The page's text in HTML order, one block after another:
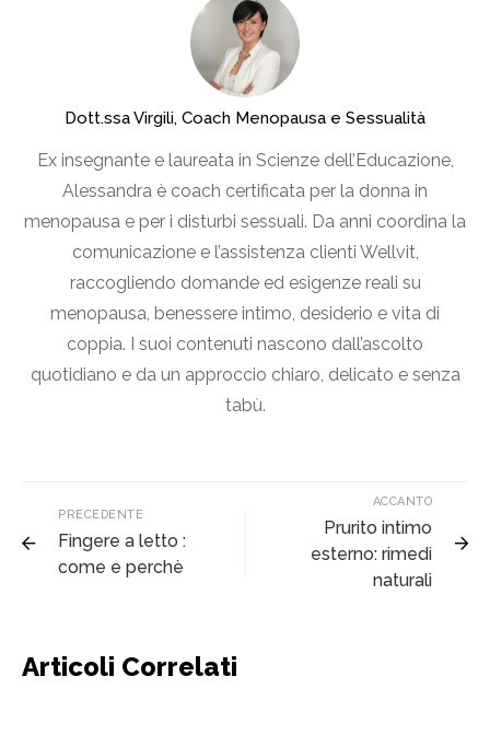
Dott.ssa Virgili, Coach Menopausa e Sessualità
Ex insegnante e laureata in Scienze dell’Educazione,
Alessandra è coach certificata per la donna in
menopausa e per i disturbi sessuali. Da anni coordina la
comunicazione e l’assistenza clienti Wellvit,
raccogliendo domande ed esigenze reali su
menopausa, benessere intimo, desiderio e vita di
coppia. I suoi contenuti nascono dall’ascolto
quotidiano e da un approccio chiaro, delicato e senza
tabù.
PRECEDENTE
Fingere a letto :
come e perchè
ACCANTO
Prurito intimo
esterno: rimedi
naturali
Articoli Correlati